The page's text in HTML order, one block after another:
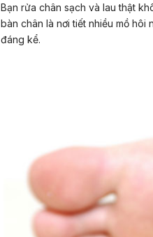
Bạn rửa chân sạch và lau thật
bàn chân là nơi tiết nhiều mồ hôi
đáng kể.